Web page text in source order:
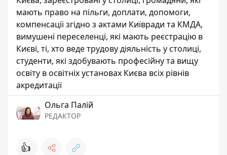
мають право на пільги, доплати, допомоги,
компенсації згідно з актами Київради та КМДА,
вимушені переселенці, які мають реєстрацію в
Києві, ті, хто веде трудову діяльність у столиці,
студенти, які здобувають професійну та вищу
освіту в освітніх установах Києва всіх рівнів
акредитації
Ольга Палій
РЕДАКТОР
👍